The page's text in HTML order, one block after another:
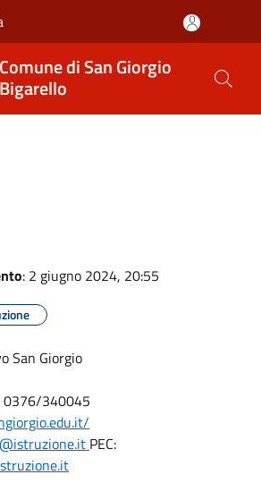
Comune di San Giorgio
Bigarello
: 2 giugno 2024, 20:55
San Giorgio
0376/340045
PEC: